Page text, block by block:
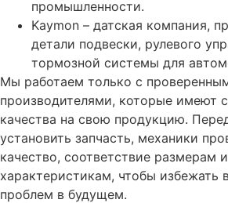
промышленности.
Kaymon – датская компания,
детали подвески, рулевого
тормозной системы для
Мы работаем только с
производителями, которые имеют
качества на свою продукцию.
установить запчасть, механики
качество, соответствие размерам
характеристикам, чтобы избежать
проблем в будущем.